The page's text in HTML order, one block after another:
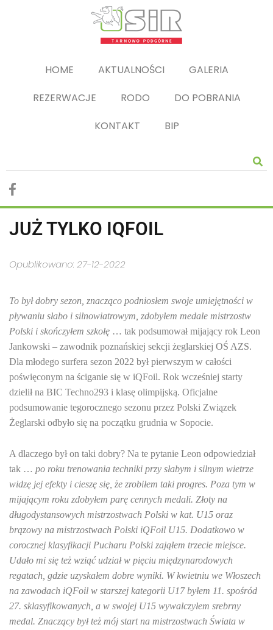
HOME AKTUALNOŚCI
GALERIA
REZERWACJE
RODO
DO POBRANIA
KONTAKT
BIP
JUŻ TYLKO IQFOIL
Opublikowano: 27-12-2022
To był dobry sezon, znacząco podniosłem swoje umiejętności w
pływaniu słabo i silnowiatrowym, zdobyłem medale mistrzostw
Polski i skończyłem szkołę … tak podsumował mijający rok Leon
Jankowski – zawodnik poznańskiej sekcji żeglarskiej OŚ AZS.
Dla młodego surfera sezon 2022 był pierwszym w całości
poświęconym na ściganie się w iQFoil. Rok wcześniej starty
dzielił na BIC Techno293 i klasę olimpijską. Oficjalne
podsumowanie tegorocznego sezonu przez Polski Związek
Żeglarski odbyło się na początku grudnia w Sopocie.
A dlaczego był on taki dobry? Na te pytanie Leon odpowiedział
tak … po roku trenowania techniki przy słabym i silnym wietrze
widzę jej efekty i cieszę się, że zrobiłem taki progres. Poza tym w
mijającym roku zdobyłem parę cennych medali. Złoty na
długodystansowych mistrzostwach Polski w kat. U15 oraz
brązowy na mistrzostwach Polski iQFoil U15. Dodatkowo w
corocznej klasyfikacji Pucharu Polski zająłem trzecie miejsce.
Udało mi się też wziąć udział w pięciu międzynarodowych
regatach, gdzie uzyskałem dobre wyniki. W kwietniu we Włoszech
na zawodach iQFoil w starszej kategorii U17 byłem 11. spośród
27. sklasyfikowanych, a w swojej U15 wywalczyłem srebrny
medal. Znaczący był też mój start na mistrzostwach Świata w